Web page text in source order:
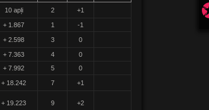
10 apļi 2 +1
+ 1.867 1 -1
+ 2.598 3 0
+ 7.363 4
0
+ 7.992 5 0
+ 18.242 7 +1
+ 19.223 9 +2